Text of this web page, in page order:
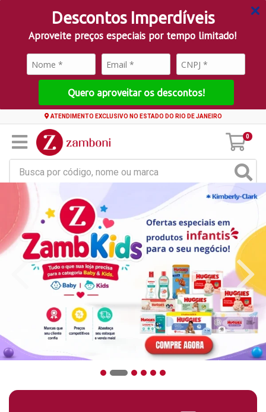
Descontos Imperdíveis
Aproveite preços especiais por tempo limitado!
Quero aproveitar os descontos!
ATENDIMENTO EXCLUSIVO NO ESTADO DO RIO DE JANEIRO
0